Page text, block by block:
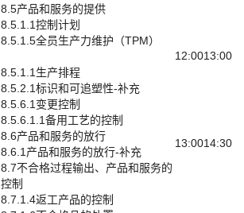
8.5产品和服务的提供
8.5.1.1控制计划
8.5.1.5全员生产力维护（TPM）
12:0013:00
8.5.1.1生产排程
8.5.2.1标识和可追塑性-补充
8.5.6.1变更控制
8.5.6.1.1备用工艺的控制
8.6产品和服务的放行
8.6.1产品和服务的放行-补充
8.7不合格过程输出、产品和服务的
控制
8.7.1.4返工产品的控制
13:0014:30